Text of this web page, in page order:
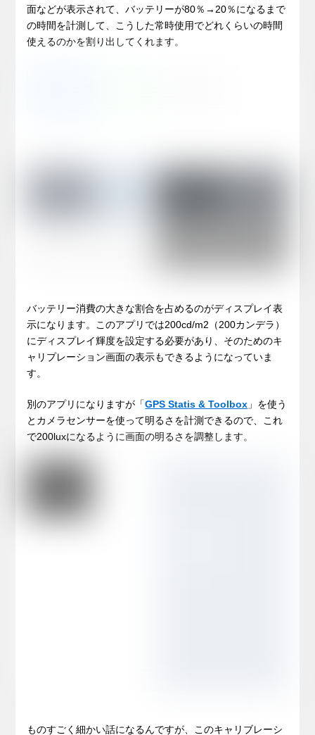
面などが表示されて、バッテリーが80％→20％になるまで
の時間を計測して、こうした常時使用でどれくらいの時間
使えるのかを割り出してくれます。
バッテリー消費の大きな割合を占めるのがディスプレイ表
示になります。このアプリでは200cd/m2（200カンデラ）
にディスプレイ輝度を設定する必要があり、そのためのキ
ャリプレーション画面の表示もできるようになっていま
す。
別のアプリになりますが「GPS Statis & Toolbox 」を使う
とカメラセンサーを使って明るさを計測できるので、これ
で200luxになるように画面の明るさを調整します。
ものすごく細かい話になるんですが、このキャリブレーシ